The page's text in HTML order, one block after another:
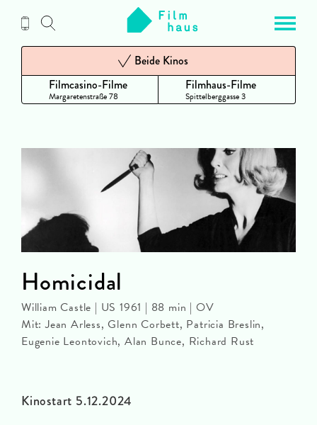
Inhalt
Filmcasino-Filme
Margaretenstraße 78
Beide Kinos
Filmhaus-Filme
Spittelberggasse 3
Kinostart 5.12.2024
Homicidal
William Castle | US 1961 | 88 min | OV
Mit: Jean Arless, Glenn Corbett, Patricia Breslin,
Eugenie Leontovich, Alan Bunce, Richard Rust